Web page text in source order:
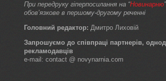
При передруку гіперпосилання на “Новинарню”
обов’язкове в першому-другому реченні
Головний редактор: Дмитро Лиховій
Запрошуємо до співпраці партнерів,
рекламодавців
e-mail: contact @ novynarnia.com